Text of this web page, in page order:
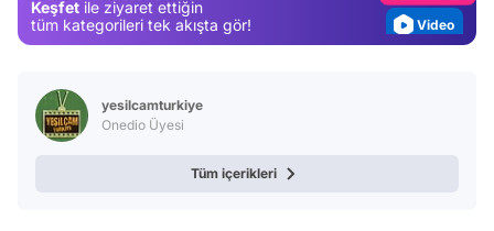
Keşfet ile ziyaret ettiğin
tüm kategorileri tek akışta gör!
Video
yesilcamturkiye
Onedio Üyesi
Tüm içerikleri